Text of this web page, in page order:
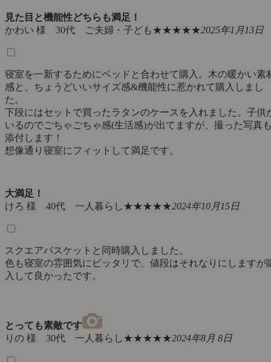
見た目と機能性どちらも満足！
かわい 様 30代 ご夫婦・子ども★★★★★2025年1月13日
寝室を一新するためにベッドと合わせて購入。木の暖かい素
感と、ちょうどいいサイズ感&機能性に惹かれて購入しまし
た。
下段にはセットで買ったラタンのケースを入れました。子供
いるのでごちゃごちゃ感(生活感)が出てますが、撮った写真
添付します！
想像通り寝室にフィットして満足です。
大満足！
けろ 様 40代 一人暮らし★★★★★2024年10月15日
スクエアバスケットと同時購入しました。
色も寝室の雰囲気にピッタリで、値段はそれなりにしますが
入して良かったです。
とっても素敵です
りの 様 30代 一人暮らし★★★★★2024年8月 8日